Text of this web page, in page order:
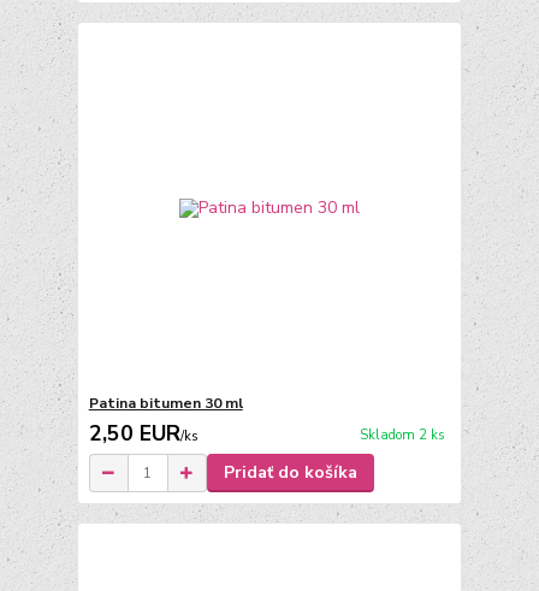
Patina bitumen 30 ml
2,50 EUR/ks Skladom 2 ks
Pridať do košíka